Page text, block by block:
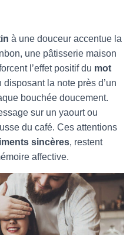
à une douceur accentue la
une pâtisserie maison
l’effet positif du mot
la note près d’un
bouchée doucement.
sur un yaourt ou
du café. Ces attentions
sincères, restent
affective.